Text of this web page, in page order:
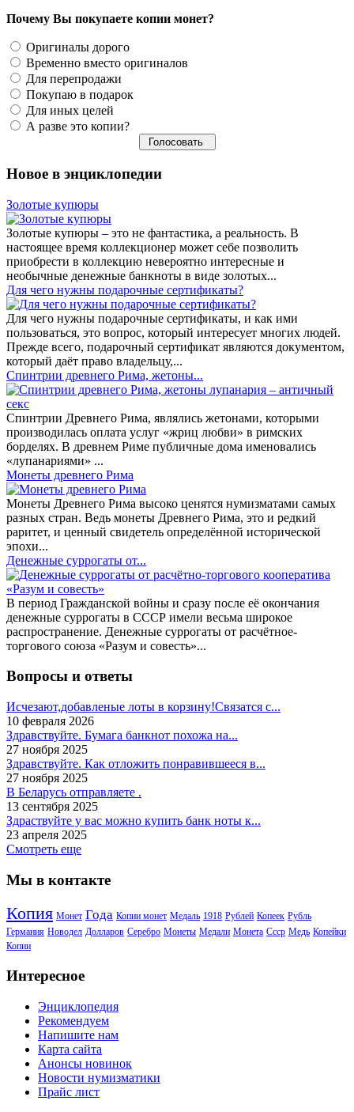
Почему Вы покупаете копии монет?
Оригиналы дорого
Временно вместо оригиналов
Для перепродажи
Покупаю в подарок
Для иных целей
А разве это копии?
Новое в энциклопедии
Золотые купюры
Золотые купюры – это не фантастика, а реальность. В
настоящее время коллекционер может себе позволить
приобрести в коллекцию невероятно интересные и
необычные денежные банкноты в виде золотых...
​Для чего нужны подарочные сертификаты?
Для чего нужны подарочные сертификаты, и как ими
пользоваться, это вопрос, который интересует многих людей.
Прежде всего, подарочный сертификат являются документом,
который даёт право владельцу,...
Спинтрии древнего Рима, жетоны...
Спинтрии Древнего Рима, являлись жетонами, которыми
производилась оплата услуг «жриц любви» в римских
борделях. В древнем Риме публичные дома именовались
«лупанариями» ...
Монеты древнего Рима
Монеты Древнего Рима высоко ценятся нумизматами самых
разных стран. Ведь монеты Древнего Рима, это и редкий
раритет, и ценный свидетель определённой исторической
эпохи...
Денежные суррогаты от...
В период Гражданской войны и сразу после её окончания
денежные суррогаты в СССР имели весьма широкое
распространение. Денежные суррогаты от расчётное-
торгового союза «Разум и совесть»...
Вопросы и ответы
Исчезают,добавленые лоты в корзину!Связатся с...
10 февраля 2026
Здравствуйте. Бумага банкнот похожа на...
27 ноября 2025
Здравствуйте. Как отложить понравившееся в...
27 ноября 2025
В Беларусь отправляете .
13 сентября 2025
Здраствуйте у вас можно купить банк ноты к...
23 апреля 2025
Смотреть еще
Мы в контакте
Копия Монет Года Копии монет Медаль 1918 Рублей Копеек Рубль
Германия Новодел Долларов Серебро Монеты Медали Монета Ссср Медь Копейки
Копии
Интересное
Энциклопедия
Рекомендуем
Напишите нам
Карта сайта
Анонсы новинок
Новости нумизматики
Прайс лист